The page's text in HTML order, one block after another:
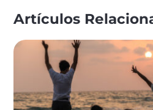
Artículos